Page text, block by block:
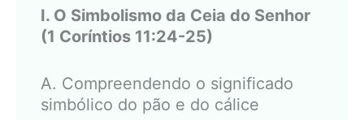
I. O Simbolismo da Ceia do Senhor
(1 Coríntios 11:24-25)
A. Compreendendo o significado
simbólico do pão e do cálice